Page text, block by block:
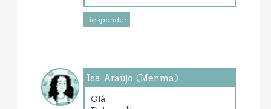
Responder
Isa Araújo (Menma)
Olá